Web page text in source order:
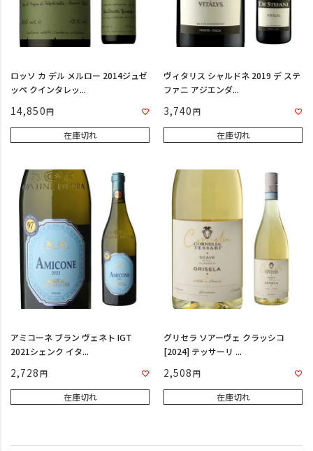
ロッソ カ デル メルロー 2014ジュゼ
ッペ クインタレッ...
14,850
在庫切れ
ヴィタリス シャルドネ 2019 デ ステ
ファニ アジエンダ...
3,740
在庫切れ
アミコーネ ブラン ヴェネト IGT
2021シェンク イタ...
2,728
在庫切れ
グリセラ ソアーヴェ クラッシコ
[2024] テッサーリ ...
2,508
在庫切れ